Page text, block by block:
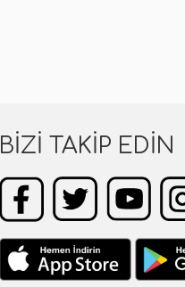
BIZI TAKIP EDIN